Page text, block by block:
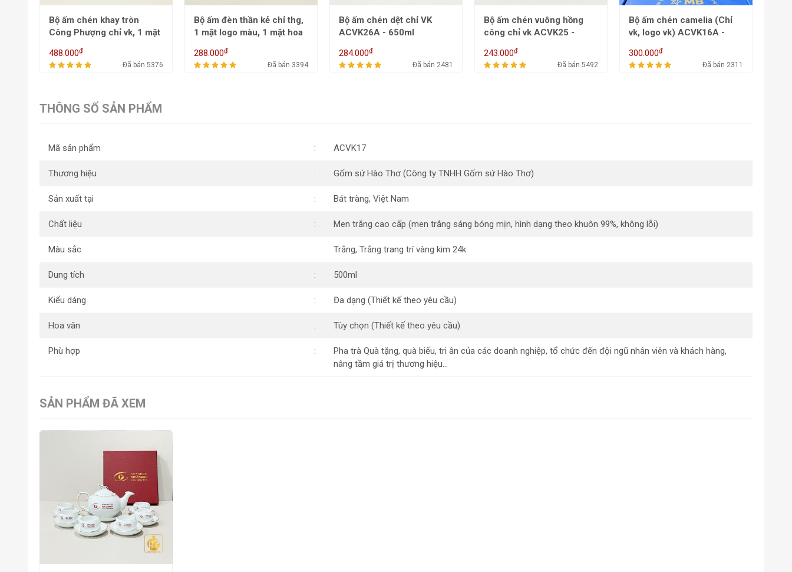
Bộ ấm đèn thần kẻ chỉ thg,
1 mặt logo màu, 1 mặt hoa
550/700ml
288.000₫
Đã bán 3394
Bộ ấm chén dệt chỉ VK
ACVK26A - 650ml
284.000₫
Đã bán 2481
Bộ ấm chén vuông hồng
công chỉ vk ACVK25 -
243.000₫
Đã bán 5492
Bộ ấm chén camelia (Chỉ
vk, logo vk) ACVK16A -
300.000₫
Đã bán 2311
Bộ ấm chén camelia (chỉ
vk, logo màu, họa tiết hoa
650/800ml
258.000₫
Đã bán 3322
THÔNG SỐ SẢN PHẨM
Mã sản phẩm ACVK17
Thương hiệu Gốm sứ Hào Thơ (Công ty TNHH Gốm sứ Hào Thơ)
Sản xuất tại Bát tràng, Việt Nam
Chất liệu Men trắng cao cấp (men trắng sáng bóng mịn, hình dạng theo khuôn 99%, không lỗi)
Màu sắc Trắng, Trắng trang trí vàng kim 24k
Dung tích 500ml
Kiểu dáng Đa dạng (Thiết kế theo yêu cầu)
Hoa văn Tùy chọn (Thiết kế theo yêu cầu)
Phù hợp
Pha trà Quà tặng, quà biếu, tri ân của các doanh nghiệp, tổ chức đến đội ngũ nhân viên và khách hàng,
nâng tầm giá trị thương hiệu…
SẢN PHẨM ĐÃ XEM